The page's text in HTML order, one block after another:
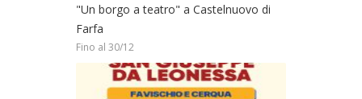
"Un borgo a teatro" a Castelnuovo di
Farfa
Fino al 30/12